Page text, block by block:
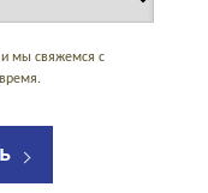
мы свяжемся с